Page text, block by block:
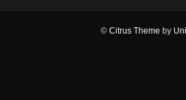
© Citrus Theme by